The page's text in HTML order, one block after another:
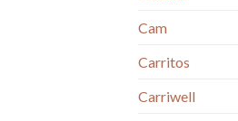
Cam
Carritos
Carriwell